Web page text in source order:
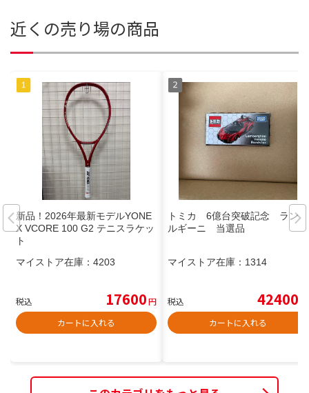
近くの売り場の商品
新品！2026年最新モデルYONE
X VCORE 100 G2 テニスラケッ
ト
マイストア在庫： 4203
税込 17600円
カートに入れる
トミカ 6億台突破記念 ランボ
ルギーニ 当選品
マイストア在庫： 1314
税込 42400
カートに入れる